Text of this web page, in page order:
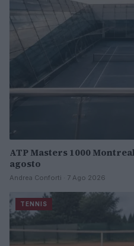
ATP Masters 1000
agosto
Andrea Conforti · 7 Ago 2026
TENNIS